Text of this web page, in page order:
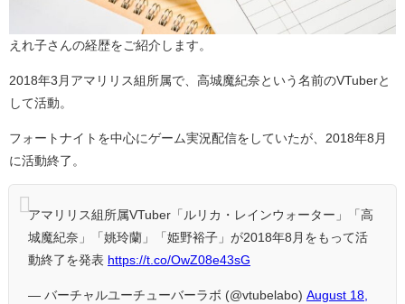
えれ子さんの経歴をご紹介します。
2018年3月アマリリス組所属で、高城魔紀奈という名前のVTuberと
して活動。
フォートナイトを中心にゲーム実況配信をしていたが、2018年8月
に活動終了。
アマリリス組所属VTuber「ルリカ・レインウォーター」「高
城魔紀奈」「姚玲蘭」「姫野裕子」が2018年8月をもって活
動終了を発表 https://t.co/OwZ08e43sG
— バーチャルユーチューバーラボ (@vtubelabo) August 18,